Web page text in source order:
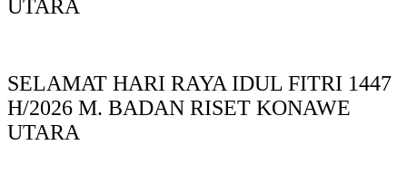
UTARA
SELAMAT HARI RAYA IDUL FITRI 1447
H/2026 M. BADAN RISET KONAWE
UTARA